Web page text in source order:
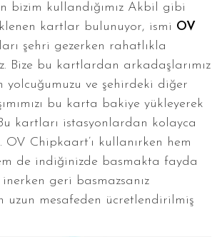
bizim kullandığımız Akbil gibi
kartlar bulunuyor, ismi OV
şehri gezerken rahatlıkla
Bize bu kartlardan arkadaşlarımız
ve şehirdeki diğer
bu karta bakiye yükleyerek
kartları istasyonlardan kolayca
Chipkaart’ı kullanırken hem
de indiğinizde basmakta fayda
geri basmazsanız
uzun mesafeden ücretlendirilmiş